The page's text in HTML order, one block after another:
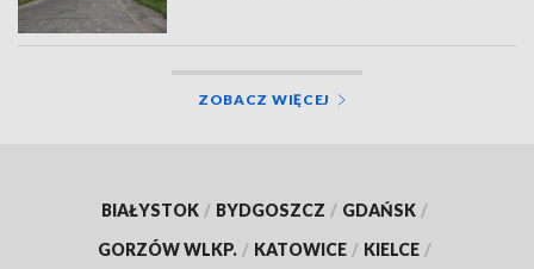
ZOBACZ WIĘCEJ
BIAŁYSTOK / BYDGOSZCZ / GDAŃSK /
GORZÓW WLKP. / KATOWICE / KIELCE /